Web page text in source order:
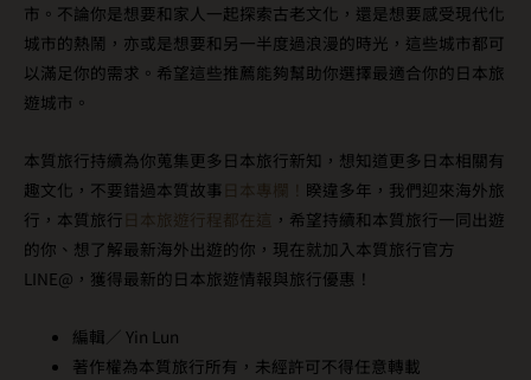
市。不論你是想要和家人一起探索古老文化，還是想要感受現代化
城市的熱鬧，亦或是想要和另一半度過浪漫的時光，這些城市都可
以滿足你的需求。希望這些推薦能夠幫助你選擇最適合你的日本旅
遊城市。
本質旅行持續為你蒐集更多日本旅行新知，想知道更多日本相關有
趣文化，不要錯過本質故事 日本專欄！ 睽違多年，我們迎來海外旅
行，本質旅行 日本旅遊行程都在這
，希望持續和本質旅行一同出遊
的你、想了解最新海外出遊的你，現在就加入本質旅行官方
LINE@，獲得最新的日本旅遊情報與旅行優惠！
編輯／ Yin Lun
著作權為本質旅行所有，未經許可不得任意轉載